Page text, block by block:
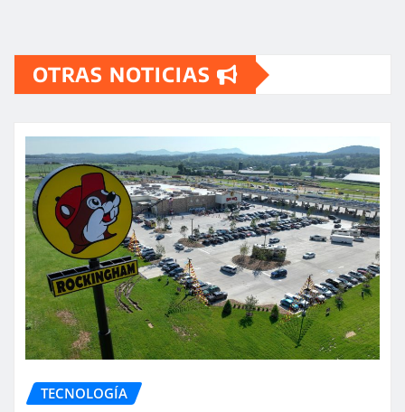
OTRAS NOTICIAS
TECNOLOGÍA